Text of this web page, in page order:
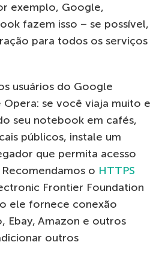
exemplo, Google,
fazem isso – se possível,
para todos os serviços
usuários do Google
se você viaja muito e
seu notebook em cafés,
públicos, instale um
que permita acesso
o HTTPS
Frontier Foundation
ele fornece conexão
Ebay, Amazon e outros
outros